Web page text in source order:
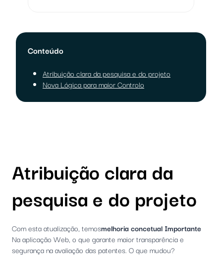
Conteúdo
Atribuição clara da pesquisa e do projeto
Nova Lógica para maior Controlo
Atribuição clara da
pesquisa e do projeto
Com esta atualização, temosmelhoria concetual Importante
Na aplicação Web, o que garante maior transparência e
segurança na avaliação das patentes. O que mudou?